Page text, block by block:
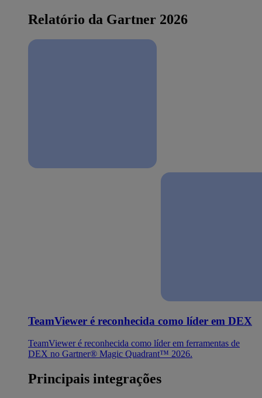
Relatório da Gartner 2026
TeamViewer é reconhecida como líder em DEX
TeamViewer é reconhecida como líder em ferramentas de
DEX no Gartner® Magic Quadrant™ 2026.
Principais integrações